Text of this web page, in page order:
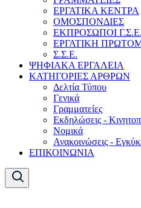
ΕΡΓΑΤΙΚΑ ΚΕΝΤΡΑ
ΟΜΟΣΠΟΝΔΙΕΣ
ΕΚΠΡΟΣΩΠΟΙ
ΕΡΓΑΤΙΚΗ
Σ.Σ.Ε.
ΨΗΦΙΑΚΑ ΕΡΓΑΛΕΙΑ
ΚΑΤΗΓΟΡΙΕΣ ΑΡΘΡΩΝ
Δελτία Τύπου
Γενικά
Γραμματείες
Εκδηλώσεις -
Νομικά
Ανακοινώσεις -
ΕΠΙΚΟΙΝΩΝΙΑ